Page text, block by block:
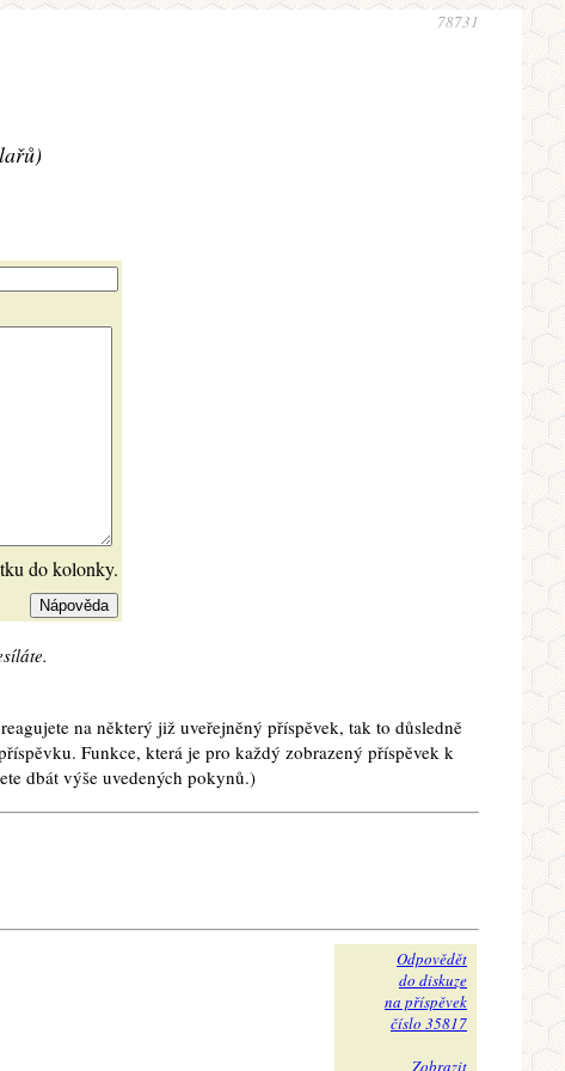
78731
do kolonky.
na některý již uveřejněný příspěvek, tak to důsledně
Funkce, která je pro každý zobrazený příspěvek k
dbát výše uvedených pokynů.)
Odpovědět
do diskuze
na příspěvek
číslo 35817
Zobrazit